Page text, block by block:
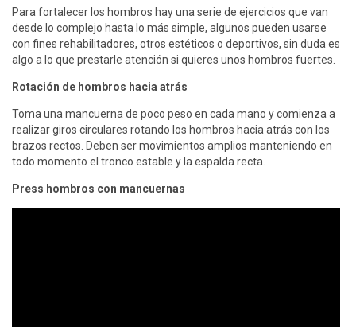
Para fortalecer los hombros hay una serie de ejercicios que van
desde lo complejo hasta lo más simple, algunos pueden usarse
con fines rehabilitadores, otros estéticos o deportivos, sin duda es
algo a lo que prestarle atención si quieres unos hombros fuertes.
Rotación de hombros hacia atrás
Toma una mancuerna de poco peso en cada mano y comienza a
realizar giros circulares rotando los hombros hacia atrás con los
brazos rectos. Deben ser movimientos amplios manteniendo en
todo momento el tronco estable y la espalda recta.
Press hombros con mancuernas